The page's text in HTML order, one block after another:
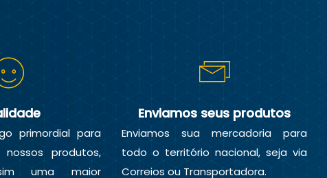
primordial para
produtos,
uma maior
Enviamos seus produtos
Enviamos sua mercadoria para
todo o território nacional, seja via
Correios ou Transportadora.